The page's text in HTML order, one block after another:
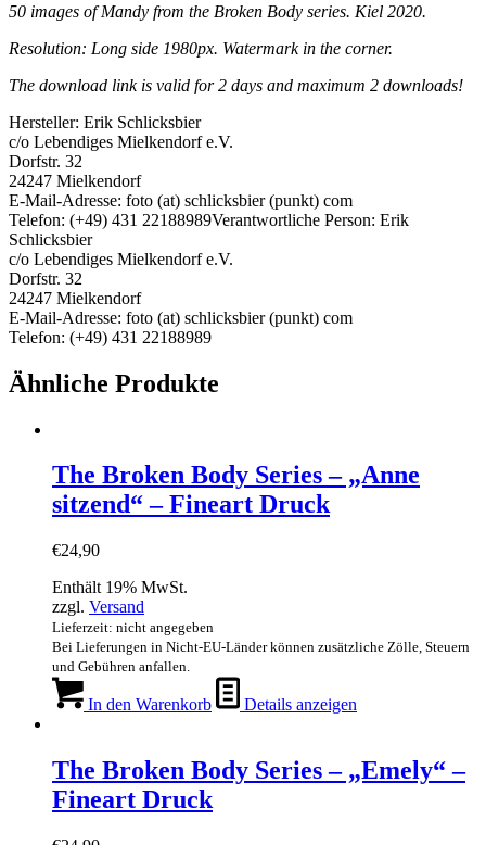
50 images of Mandy from the Broken Body series. Kiel 2020.
Resolution: Long side 1980px. Watermark in the corner.
The download link is valid for 2 days and maximum 2 downloads!
Hersteller: Erik Schlicksbier
c/o Lebendiges Mielkendorf e.V.
Dorfstr. 32
24247 Mielkendorf
E-Mail-Adresse: foto (at) schlicksbier (punkt) com
Telefon: (+49) 431 22188989Verantwortliche Person: Erik
Schlicksbier
c/o Lebendiges Mielkendorf e.V.
Dorfstr. 32
24247 Mielkendorf
E-Mail-Adresse: foto (at) schlicksbier (punkt) com
Telefon: (+49) 431 22188989
Ähnliche Produkte
The Broken Body Series – „Anne
sitzend“ – Fineart Druck
€24,90
Enthält 19% MwSt.
zzgl. Versand
Lieferzeit: nicht angegeben
Bei Lieferungen in Nicht-EU-Länder können zusätzliche Zölle, Steuern
und Gebühren anfallen.
In den Warenkorb Details anzeigen
The Broken Body Series – „Emely“ –
Fineart Druck